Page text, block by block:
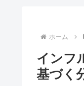
ホーム
インフ
基づく